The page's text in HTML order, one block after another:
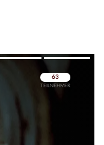
Überspringen